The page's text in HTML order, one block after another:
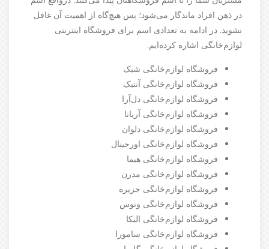
در ذهن افراد ماندگار می‌شود؛ پس هیچ‌گاه از اهمیت آن غافل
نشوید. در ادامه به تعدادی اسم برای فروشگاه اینترنتی
لوازم‌خانگی اشاره کرده‌ایم.
فروشگاه لوازم‌خانگی شیک
فروشگاه لوازم‌خانگی آنتیک
فروشگاه لوازم‌خانگی دل‌آرا
فروشگاه لوازم‌خانگی آریانا
فروشگاه لوازم‌خانگی دلوان
فروشگاه لوازم‌خانگی اورجینال
فروشگاه لوازم‌خانگی هیما
فروشگاه لوازم‌خانگی مدرن
فروشگاه لوازم‌خانگی جزیره
فروشگاه لوازم‌خانگی ونوس
فروشگاه لوازم‌خانگی الیکا
فروشگاه لوازم‌خانگی سامورا